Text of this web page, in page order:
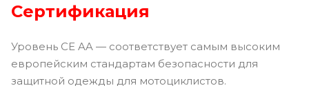
Сертификация
Уровень CE AA — соответствует самым высоким
европейским стандартам безопасности для
защитной одежды для мотоциклистов.